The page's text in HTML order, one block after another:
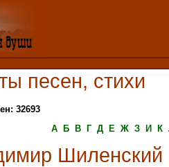
песен, стихи
32693
А
Б В Г Д Е Ж З И К
Шиленский